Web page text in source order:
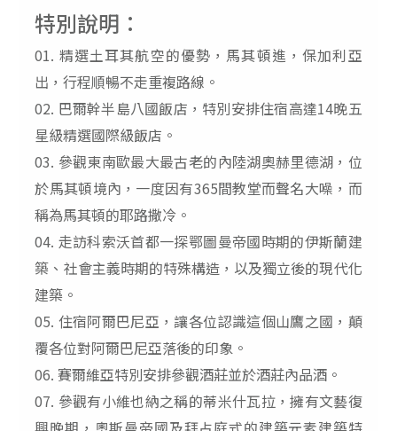
特別說明：
01. 精選土耳其航空的優勢，馬其頓進，保加利亞
出，行程順暢不走重複路線。
02. 巴爾幹半島八國飯店，特別安排住宿高達14晚五
星級精選國際級飯店。
03. 參觀東南歐最大最古老的內陸湖奧赫里德湖，位
於馬其頓境內，一度因有365間教堂而聲名大噪，而
稱為馬其頓的耶路撒冷。
04. 走訪科索沃首都一探鄂圖曼帝國時期的伊斯蘭建
築、社會主義時期的特殊構造，以及獨立後的現代化
建築。
05. 住宿阿爾巴尼亞，讓各位認識這個山鷹之國，顛
覆各位對阿爾巴尼亞落後的印象。
06. 賽爾維亞特別安排參觀酒莊並於酒莊內品酒。
07. 參觀有小維也納之稱的蒂米什瓦拉，擁有文藝復